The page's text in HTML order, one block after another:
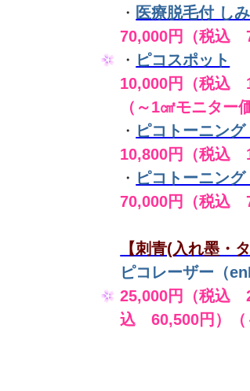
・ 医療脱毛付 し
70,000円（税込
・ ピコスポット
10,000円（税込
（～1㎠モニター
・ ピコトーニン
10,800円（税込
・ ピコトーニン
70,000円（税込
【刺青(入れ墨・
ピコレーザー（
25,000円（税込
込 60,500円）（